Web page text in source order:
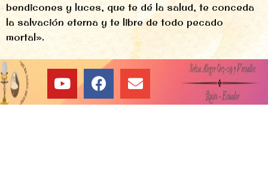
bendicones y luces, que te dé la salud, te conceda
la salvación eterna y te libre de todo pecado
mortal».